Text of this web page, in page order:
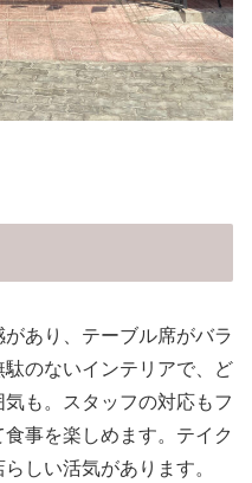
あり、テーブル席がバラ
のないインテリアで、ど
も。スタッフの対応もフ
事を楽しめます。テイク
しい活気があります。